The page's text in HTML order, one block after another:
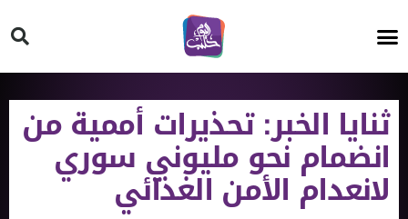
ثنايا الخبر: تحذيرات أممية من
انضمام نحو مليوني سوري
لانعدام الأمن الغذائي